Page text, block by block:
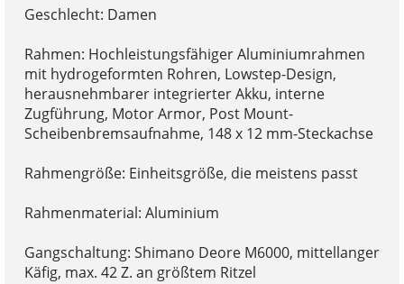
Geschlecht: Damen
Rahmen: Hochleistungsfähiger Aluminiumrahmen
mit hydrogeformten Rohren, Lowstep-Design,
herausnehmbarer integrierter Akku, interne
Zugführung, Motor Armor, Post Mount-
Scheibenbremsaufnahme, 148 x 12 mm-Steckachse
Rahmengröße: Einheitsgröße, die meistens passt
Rahmenmaterial: Aluminium
Gangschaltung: Shimano Deore M6000, mittellanger
Käfig, max. 42 Z. an größtem Ritzel